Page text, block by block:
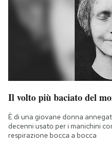
Il volto più baciato del
È di una giovane donna
decenni usato per i manichini
respirazione bocca a bocca